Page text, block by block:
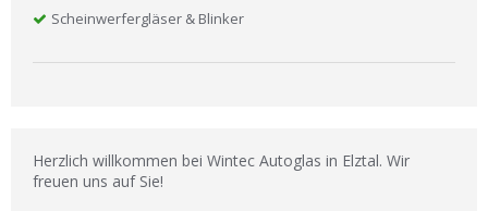
Scheinwerfergläser & Blinker
Herzlich willkommen bei Wintec Autoglas in Elztal. Wir
freuen uns auf Sie!